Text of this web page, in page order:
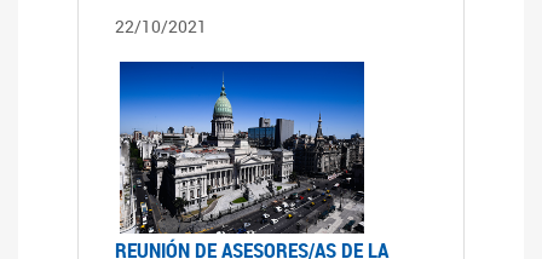
22/10/2021
REUNIÓN DE ASESORES/AS DE LA